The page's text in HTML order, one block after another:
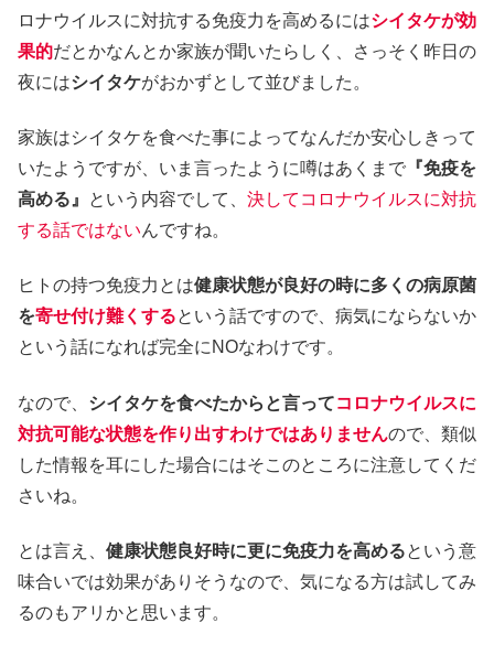
ロナウイルスに対抗する免疫力を高めるにはシイタケが効
果的だとかなんとか家族が聞いたらしく、さっそく昨日の
夜にはシイタケがおかずとして並びました。
家族はシイタケを食べた事によってなんだか安心しきって
いたようですが、いま言ったように噂はあくまで 『免疫を
高める』
という内容でして、 決してコロナウイルスに対抗
する話ではないんですね。
ヒトの持つ免疫力とは健康状態が良好の時に多くの病原菌
を寄せ付け難くするという話ですので、病気にならないか
という話になれば完全にNOなわけです。
なので、 シイタケを食べたからと言ってコロナウイルスに
対抗可能な状態を作り出すわけではありませんので、類似
した情報を耳にした場合にはそこのところに注意してくだ
さいね。
とは言え、 健康状態良好時に更に免疫力を高めるという意
味合いでは効果がありそうなので、気になる方は試してみ
るのもアリかと思います。